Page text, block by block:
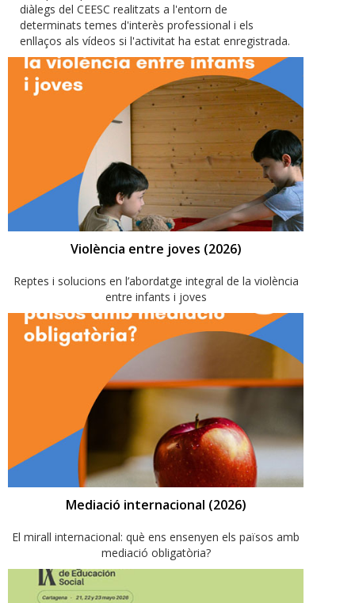
diàlegs del CEESC realitzats a l'entorn de
determinats temes d'interès professional i els
enllaços als vídeos si l'activitat ha estat enregistrada.
Violència entre joves (2026)
Reptes i solucions en l’abordatge integral de la violència
entre infants i joves
Mediació internacional (2026)
El mirall internacional: què ens ensenyen els països amb
mediació obligatòria?